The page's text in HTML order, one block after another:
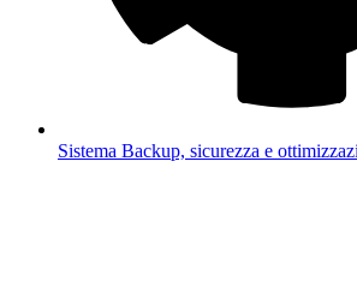
Sistema Backup, sicurezza e